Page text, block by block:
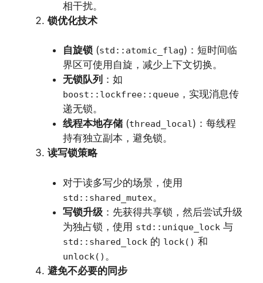
相干扰。
锁优化技术
自旋锁(std::atomic_flag)：短时间临
界区可使用自旋，减少上下文切换。
无锁队列 ：如
boost::lockfree::queue，实现消息传
递无锁。
线程本地存储(thread_local)：每线程
持有独立副本，避免锁。
读写锁策略
对于读多写少的场景，使用
std::shared_mutex。
写锁升级：先获得共享锁，然后尝试升级
为独占锁，使用 std::unique_lock 与
std::shared_lock 的 lock() 和
unlock() 。
避免不必要的同步